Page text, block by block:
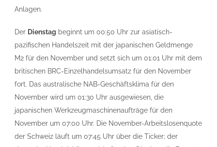
Anlagen.
Der Dienstag beginnt um 00:50 Uhr zur asiatisch-
pazifischen Handelszeit mit der japanischen Geldmenge
M2 für den November und setzt sich um 01:01 Uhr mit dem
britischen BRC-Einzelhandelsumsatz für den November
fort. Das australische NAB-Geschäftsklima für den
November wird um 01:30 Uhr ausgewiesen, die
japanischen Werkzeugmaschinenaufträge für den
November um 07:00 Uhr. Die November-Arbeitslosenquote
der Schweiz läuft um 07:45 Uhr über die Ticker; der